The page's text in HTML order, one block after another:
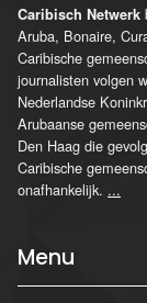
Caribisch Netwerk
Aruba, Bonaire,
Caribische
journalisten volgen
Nederlandse
Arubaanse
Den Haag die
Caribische
onafhankelijk. ...
Menu